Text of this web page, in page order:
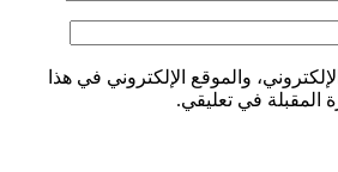
والموقع الإلكتروني في هذا
المقبلة في تعليقي.